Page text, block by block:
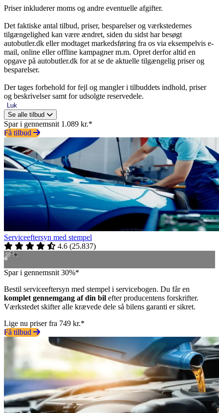
Priser inkluderer moms og andre eventuelle afgifter.
Det faktiske antal tilbud, priser, besparelser og værkstedernes
tilgængelighed kan være ændret, siden du sidst har besøgt
autobutler.dk eller modtaget markedsføring fra os via eksempelvis e-
mail, online eller offline kampagner m.m. Opret derfor altid en
opgave på autobutler.dk for at se de aktuelle tilgængelig priser og
besparelser.
Der tages forbehold for fejl og mangler i tilbuddets indhold, priser
og beskrivelser samt for udsolgte reservedele.
Luk
Se alle tilbud
Spar i gennemsnit 1.089 kr.*
Få tilbud
Serviceeftersyn med stempel
4.6 (25.837)
Spar i gennemsnit 30%*
Bestil serviceeftersyn med stempel i servicebogen. Du får en
komplet gennemgang af din bil efter producentens forskrifter.
Værkstedet skifter alle krævede dele så bilens garanti er sikret.
Lige nu priser fra 749 kr.*
Få tilbud